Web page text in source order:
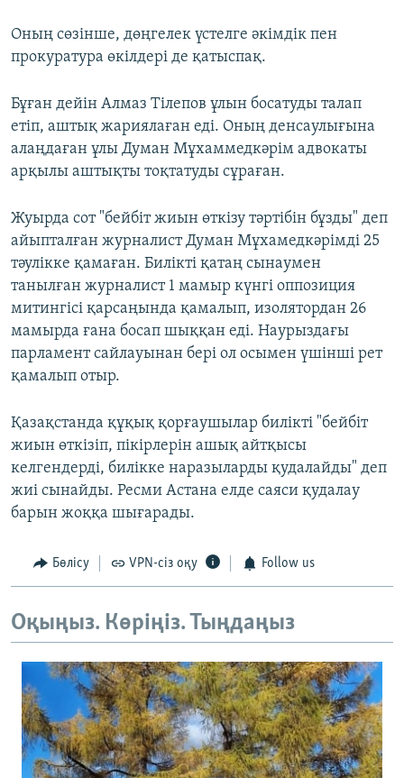
Оның сөзінше, дөңгелек үстелге әкімдік пен
прокуратура өкілдері де қатыспақ.
Бұған дейін Алмаз Тілепов ұлын босатуды талап
етіп, аштық жариялаған еді. Оның денсаулығына
алаңдаған ұлы Думан Мұхаммедкәрім адвокаты
арқылы аштықты тоқтатуды сұраған.
Жуырда сот "бейбіт жиын өткізу тәртібін бұзды" деп
айыпталған журналист Думан Мұхамедкәрімді 25
тәулікке қамаған. Билікті қатаң сынаумен
танылған журналист 1 мамыр күнгі оппозиция
митингісі қарсаңында қамалып, изолятордан 26
мамырда ғана босап шыққан еді. Наурыздағы
парламент сайлауынан бері ол осымен үшінші рет
қамалып отыр.
Қазақстанда құқық қорғаушылар билікті "бейбіт
жиын өткізіп, пікірлерін ашық айтқысы
келгендерді, билікке наразыларды қудалайды" деп
жиі сынайды. Ресми Астана елде саяси қудалау
барын жоққа шығарады.
Бөлісу VPN-сіз оқу Follow us
Оқыңыз. Көріңіз. Тыңдаңыз